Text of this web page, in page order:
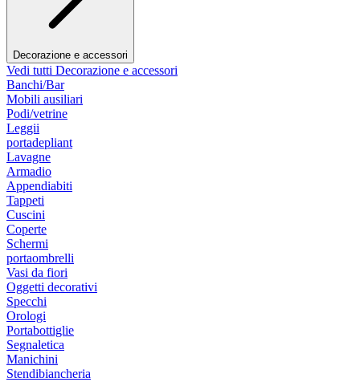
Decorazione e accessori
Vedi tutti Decorazione e accessori
Banchi/Bar
Mobili ausiliari
Podi/vetrine
Leggii
portadepliant
Lavagne
Armadio
Appendiabiti
Tappeti
Cuscini
Coperte
Schermi
portaombrelli
Vasi da fiori
Oggetti decorativi
Specchi
Orologi
Portabottiglie
Segnaletica
Manichini
Stendibiancheria